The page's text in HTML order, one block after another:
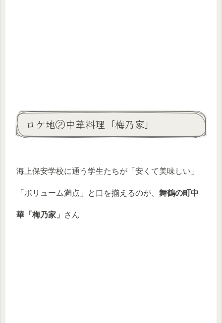
ロケ地②中華料理「梅乃家」
海上保安学校に通う学生たちが「安くて美味しい」
「ボリューム満点」と口を揃えるのが、 舞鶴の町中
華「梅乃家」 さん